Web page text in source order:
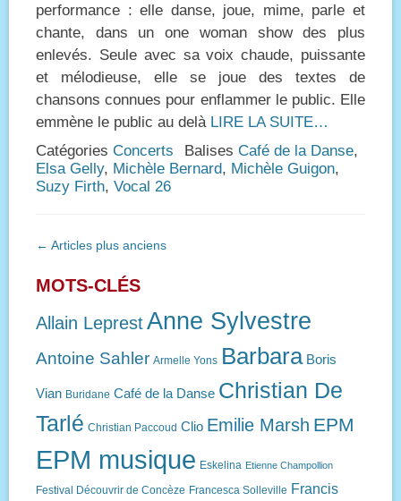
performance : elle danse, joue, mime, parle et
chante, dans un one woman show des plus
enlevés. Seule avec sa voix chaude, puissante
et mélodieuse, elle se joue des textes de
chansons connues pour enflammer le public. Elle
emmène le public au delà LIRE LA SUITE…
Catégories Concerts Balises Café de la Danse,
Elsa Gelly, Michèle Bernard, Michèle Guigon,
Suzy Firth, Vocal 26
Navigation
articles
← Articles plus anciens
MOTS-CLÉS
Allain LeprestAnne Sylvestre
Antoine Sahler Armelle Yons Barbara Boris
Vian Buridane Café de la Danse Christian De
Tarlé Christian Paccoud Clio Emilie Marsh EPM
EPM musique Eskelina Etienne Champollion
Festival Découvrir de Concèze Francesca Solleville Francis